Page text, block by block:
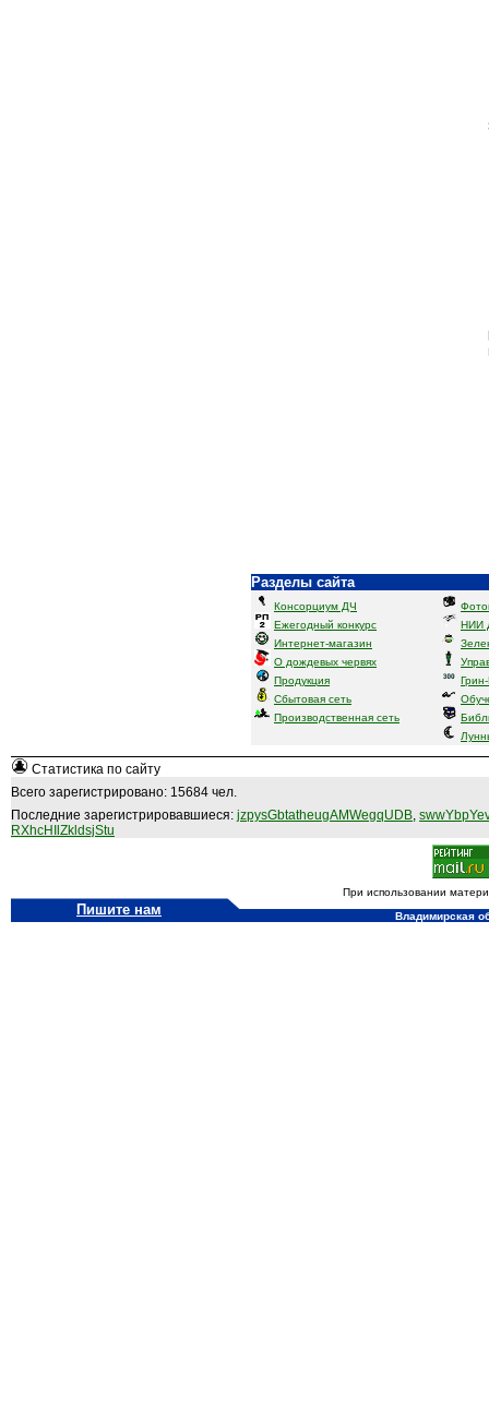
Разделы сайта
Консорциум ДЧ
Ежегодный конкурс
Интернет-магазин
О дождевых червях
Продукция
Сбытовая сеть
Производственная сеть
НИИ
Статистика по сайту
Всего зарегистрировано: 15684 чел.
Последние зарегистрировавшиеся: jzpysGbtatheugAMWegqUDB,
RXhcHIlZkldsjStu
При использовании
Пишите нам Владимирская